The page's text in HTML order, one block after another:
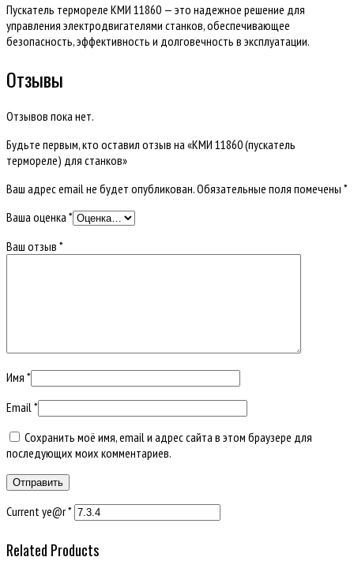
Пускатель термореле КМИ 11860 — это надежное решение для
управления электродвигателями станков, обеспечивающее
безопасность, эффективность и долговечность в эксплуатации.
Отзывы
Отзывов пока нет.
Будьте первым, кто оставил отзыв на «КМИ 11860 (пускатель
термореле) для станков»
Ваш адрес email не будет опубликован.Обязательные поля помечены *
Ваша оценка *
Ваш отзыв *
Имя *
Email*
Сохранить моё имя, email и адрес сайта в этом браузере для
последующих моих комментариев.
Current ye@r*
Related Products